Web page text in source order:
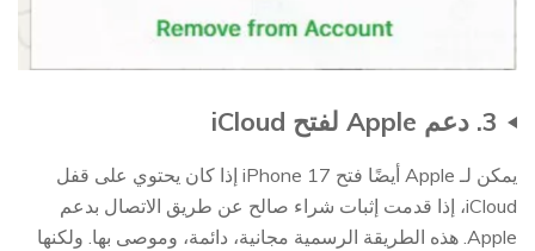
3. دعم Apple لفتح iCloud
يمكن لـ Apple أيضًا فتح iPhone 17 إذا كان يحتوي على قفل
iCloud، إذا قدمت إثبات شراء صالح عن طريق الاتصال بدعم
Apple. هذه الطريقة الرسمية مجانية، دائمة، وموصى بها. ولكنها